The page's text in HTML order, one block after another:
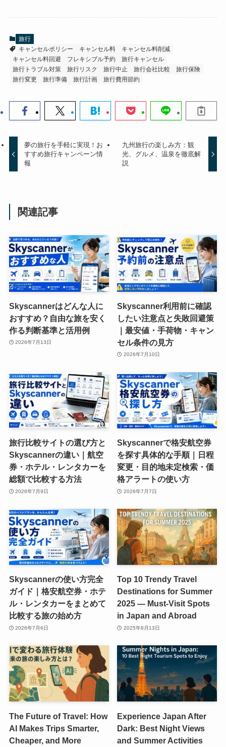
旅行
キャンセルポリシー
キャンセル料
キャンセル料削減
キャンセル料回避
フレキシブル予約
旅行キャンセル
旅行トラブル対策
旅行リスク 旅行中止 旅行会社比較
旅行保険
旅行変更
旅行準備 旅行計画 旅行費用節約
夢の旅行を手軽に実現！お
すすめ旅行キャンペーン情
報
九州旅行の楽しみ方：観
光、グルメ、温泉を徹底解
説
関連記事
Skyscannerはどんな人に
おすすめ？自由な旅を安く
作る判断基準と活用例
2026年7月13日
Skyscanner利用前に確認
したい注意点と失敗回避策
｜最安値・手荷物・キャン
セル条件の見方
2026年7月10日
旅行比較サイトの選び方と
Skyscannerの違い｜航空
券・ホテル・レンタカーを
総額で比較する方法
2026年7月9日
Skyscannerで格安航空券
を探す具体的な手順｜日程
変更・目的地未定検索・価
格アラートの使い方
2026年7月7日
Skyscannerの使い方完全
ガイド｜格安航空券・ホテ
ル・レンタカーをまとめて
比較する旅の始め方
2026年7月6日
Top 10 Trendy Travel
Destinations for Summer
2025 — Must-Visit Spots
in Japan and Abroad
2025年8月13日
The Future of Travel: How
AI Makes Trips Smarter,
Cheaper, and More
Experience Japan After
Dark: Best Night Views
and Summer Activities